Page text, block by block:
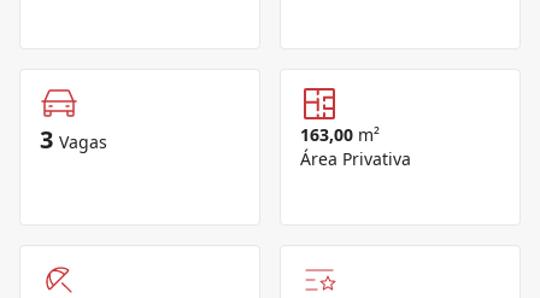
3 Vagas 163,00 m²
Área Privativa